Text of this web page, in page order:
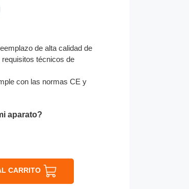
de alta calidad de
técnicos de
con las normas CE y
aparato?
CARRITO